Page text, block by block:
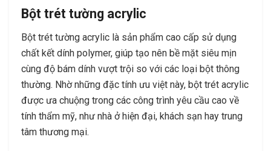
Bột trét tường acrylic
Bột trét tường acrylic là sản phẩm cao cấp sử dụng
chất kết dính polymer, giúp tạo nên bề mặt siêu mịn
cùng độ bám dính vượt trội so với các loại bột thông
thường. Nhờ những đặc tính ưu việt này, bột trét acrylic
được ưa chuộng trong các công trình yêu cầu cao về
tính thẩm mỹ, như nhà ở hiện đại, khách sạn hay trung
tâm thương mại.